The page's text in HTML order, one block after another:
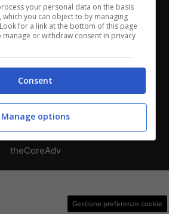
I.V.A. 13461621008
registrata presso il Tribunale di
n°32/2023 del 15/02/2023
Tutti i diritti riservati -
su questo sito sono gestite da
theCoreAdv
Gestione preferenze cookie
your personal data on the basis
you can object to by managing
for a link at the bottom of this page
manage or withdraw consent in privacy
Consent
Manage options